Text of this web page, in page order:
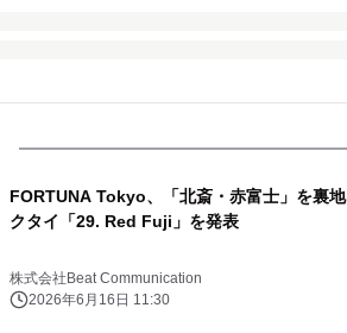
FORTUNA Tokyo、「北斎・赤富士」を裏
クタイ「29. Red Fuji」を発表
株式会社Beat Communication
2026年6月16日 11:30